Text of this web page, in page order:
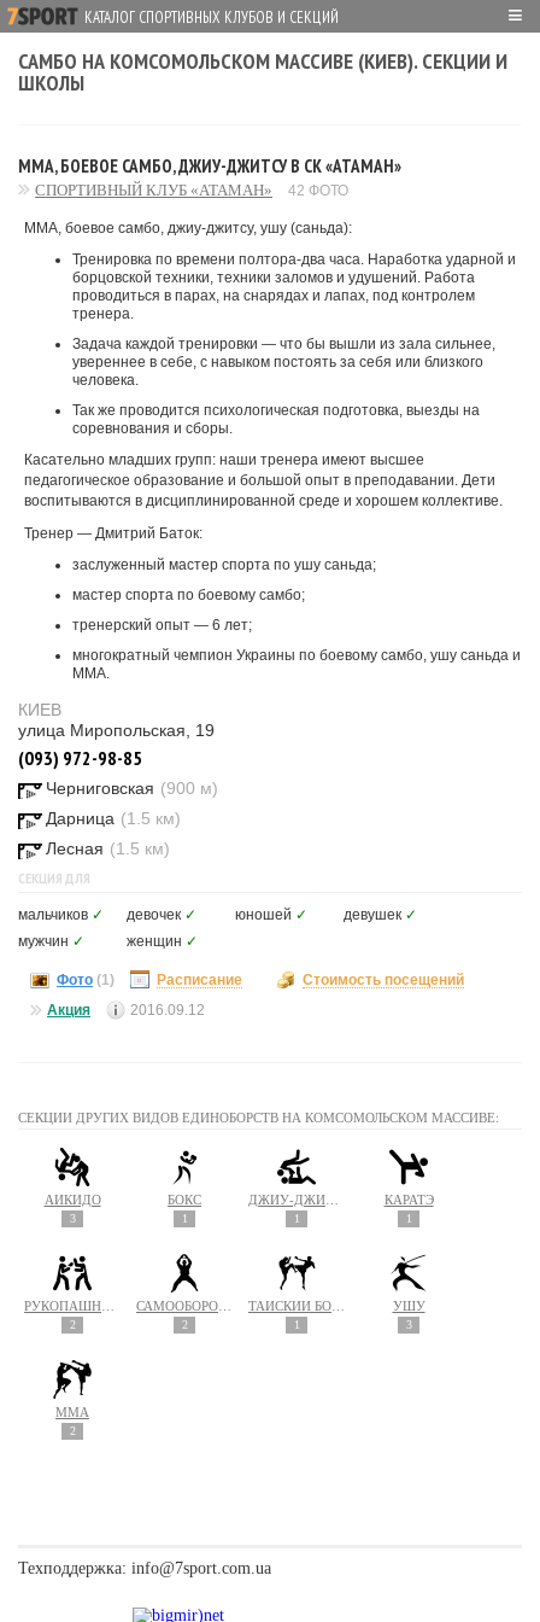
КАТАЛОГ СПОРТИВНЫХ КЛУБОВ И СЕКЦИЙ ≡
САМБО НА КОМСОМОЛЬСКОМ МАССИВЕ (КИЕВ). СЕКЦИИ И
ШКОЛЫ
MMA, БОЕВОЕ САМБО, ДЖИУ-ДЖИТСУ В СК «АТАМАН»
СПОРТИВНЫЙ КЛУБ «АТАМАН» 42 ФОТО
ММА, боевое самбо, джиу-джитсу, ушу (саньда):
Тренировка по времени полтора-два часа. Наработка ударной и
борцовской техники, техники заломов и удушений. Работа
проводиться в парах, на снарядах и лапах, под контролем
тренера.
Задача каждой тренировки — что бы вышли из зала сильнее,
увереннее в себе, с навыком постоять за себя или близкого
человека.
Так же проводится психологическая подготовка, выезды на
соревнования и сборы.
Касательно младших групп: наши тренера имеют высшее
педагогическое образование и большой опыт в преподавании. Дети
воспитываются в дисциплинированной среде и хорошем коллективе.
Тренер — Дмитрий Баток:
заслуженный мастер спорта по ушу саньда;
мастер спорта по боевому самбо;
тренерский опыт — 6 лет;
многократный чемпион Украины по боевому самбо, ушу саньда и
ММА.
КИЕВ
улица Миропольская, 19
(093) 972-98-85
Черниговская (900 м)
Дарница (1.5 км)
Лесная (1.5 км)
СЕКЦИЯ ДЛЯ
мальчиков ✓ девочек ✓ юношей ✓ девушек ✓
мужчин ✓ женщин ✓
Фото (1) Расписание
Стоимость посещений
Акция
2016.09.12
СЕКЦИИ ДРУГИХ ВИДОВ ЕДИНОБОРСТВ НА КОМСОМОЛЬСКОМ МАССИВЕ:
АЙКИДО
3
БОКС
1 1
КАРАТЭ
1
2 2 1
УШУ
3
MMA
2
Техподдержка: info@7sport.com.ua